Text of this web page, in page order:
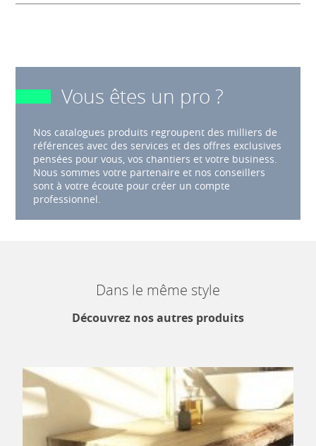
Vous êtes un pro ?
Nos catalogues produits regroupent des milliers de
références avec des services et des offres exclusives
pensées pour vous, vos chantiers et votre business.
Nous sommes votre partenaire et nos conseillers
sont à votre écoute pour créer un compte
professionnel.
Dans le même style
Découvrez nos autres produits